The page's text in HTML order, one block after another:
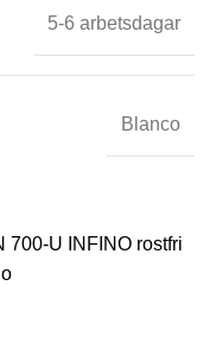
5-6 arbetsdagar
Blanco